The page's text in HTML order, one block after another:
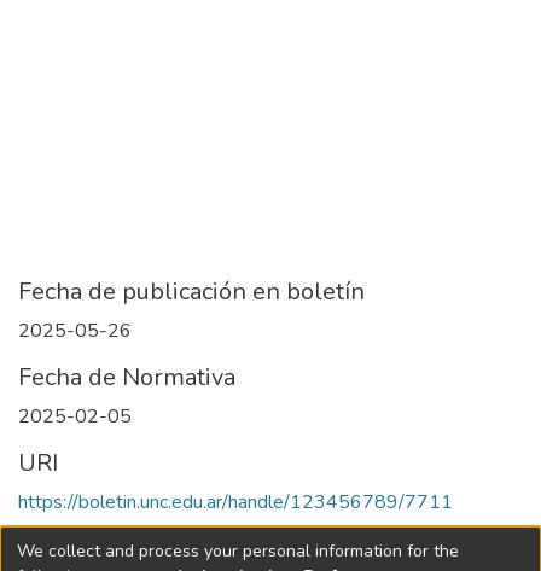
Fecha de publicación en boletín
2025-05-26
Fecha de Normativa
2025-02-05
URI
https://boletin.unc.edu.ar/handle/123456789/7711
Collections
We collect and process your personal information for the